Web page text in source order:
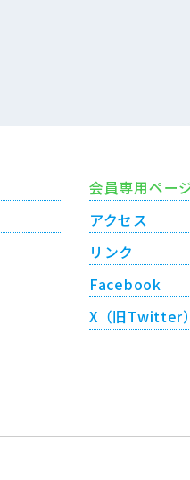
会員専用ペー
アクセス
リンク
Facebook
X（旧Twitter）